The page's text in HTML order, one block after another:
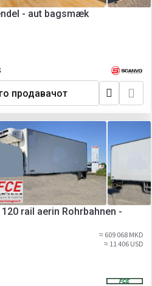
- aut bagsmæk
продавачот
rail aerin Rohrbahnen -
≈ 609 068 MKD
≈ 11 406 USD